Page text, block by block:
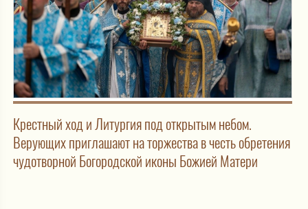
Крестный ход и Литургия под открытым небом.
Верующих приглашают на торжества в честь обретения
чудотворной Богородской иконы Божией Матери